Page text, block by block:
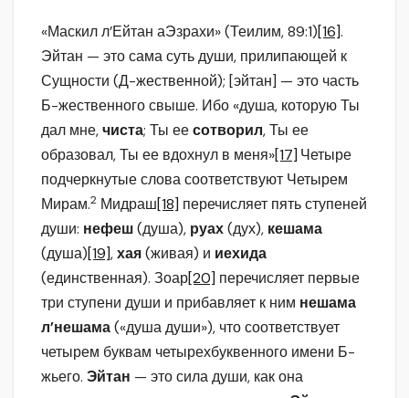
«Маскил л’Ейтан аЭзрахи» (Теилим, 89:1)[16].
Эйтан — это сама суть души, прилипающей к
Сущности (Д-жественной); [эйтан] — это часть
Б-жественного свыше. Ибо «душа, которую Ты
дал мне,чиста; Ты еесотворил, Ты ее
образовал, Ты ее вдохнул в меня»[17] Четыре
подчеркнутые слова соответствуют Четырем
Мирам.2 Мидраш[18] перечисляет пять ступеней
души: нефеш(душа), руах(дух), кешама
(душа)[19],хая(живая) и иехида
(единственная). Зоар[20] перечисляет первые
три ступени души и прибавляет к ним нешама
л’нешама(«душа души»), что соответствует
четырем буквам четырехбуквенного имени Б-
жьего. Эйтан — это сила души, как она